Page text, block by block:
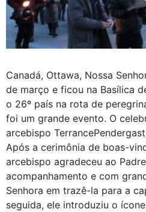
Canadá, Ottawa, Nossa
de março e ficou na Basílica
o 26º país na rota de
foi um grande evento. O
arcebispo
Após a cerimônia de boas-
arcebispo agradeceu ao
acompanhamento e com
Senhora em trazê-la para a
seguida, ele introduziu o